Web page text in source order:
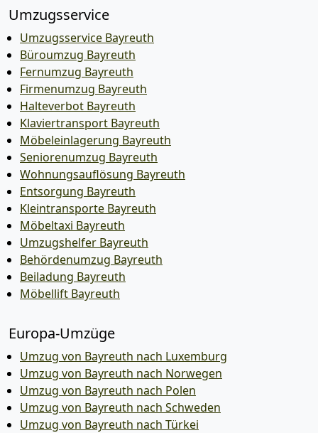
Umzugsservice
Umzugsservice Bayreuth
Büroumzug Bayreuth
Fernumzug Bayreuth
Firmenumzug Bayreuth
Halteverbot Bayreuth
Klaviertransport Bayreuth
Möbeleinlagerung Bayreuth
Seniorenumzug Bayreuth
Wohnungsauflösung Bayreuth
Entsorgung Bayreuth
Kleintransporte Bayreuth
Möbeltaxi Bayreuth
Umzugshelfer Bayreuth
Behördenumzug Bayreuth
Beiladung Bayreuth
Möbellift Bayreuth
Europa-Umzüge
Umzug von Bayreuth nach Luxemburg
Umzug von Bayreuth nach Norwegen
Umzug von Bayreuth nach Polen
Umzug von Bayreuth nach Schweden
Umzug von Bayreuth nach Türkei